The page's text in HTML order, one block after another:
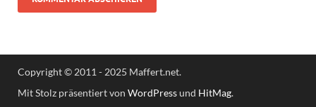
Copyright © 2011 - 2025 Maffert.net.
Mit Stolz präsentiert von WordPressund HitMag.